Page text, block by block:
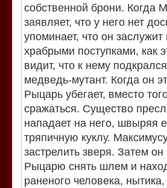
собственной брони. Когда
заявляет, что у него нет
упоминает, что он заслужит
храбрыми поступками, как
видит, что к нему подкрался
медведь-мутант. Когда он
Рыцарь убегает, вместо
сражаться. Существо
нападает на него, швыряя
тряпичную куклу.
застрелить зверя. Затем он
Рыцарю снять шлем и
раненого человека,